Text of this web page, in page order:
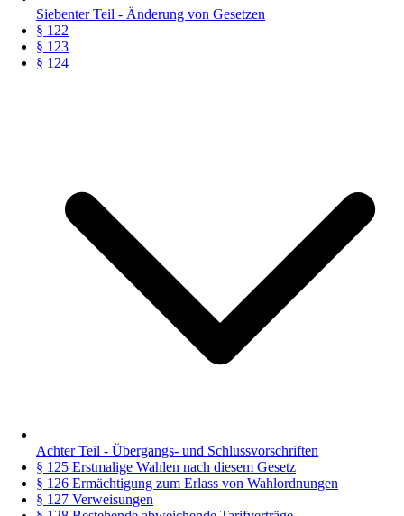
Siebenter Teil - Änderung von Gesetzen
§ 122
§ 123
§ 124
Achter Teil - Übergangs- und Schlussvorschriften
§ 125 Erstmalige Wahlen nach diesem Gesetz
§ 126 Ermächtigung zum Erlass von Wahlordnungen
§ 127 Verweisungen